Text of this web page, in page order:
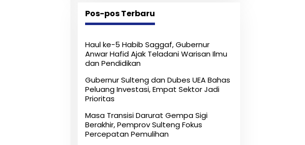
Pos-pos Terbaru
Haul ke-5 Habib Saggaf, Gubernur
Anwar Hafid Ajak Teladani Warisan Ilmu
dan Pendidikan
Gubernur Sulteng dan Dubes UEA Bahas
Peluang Investasi, Empat Sektor Jadi
Prioritas
Masa Transisi Darurat Gempa Sigi
Berakhir, Pemprov Sulteng Fokus
Percepatan Pemulihan